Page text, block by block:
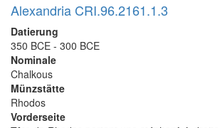
Alexandria CRI.96.2161.1.3
Datierung
350 BCE - 300 BCE
Nominale
Chalkous
Münzstätte
Rhodos
Vorderseite